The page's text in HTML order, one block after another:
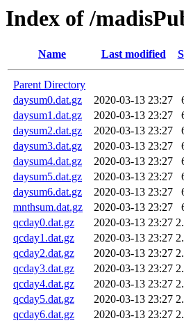
Index of /
Name Last modified
Parent Directory
daysum0.dat.gz
2020-03-13 23:27
daysum1.dat.gz
2020-03-13 23:27
daysum2.dat.gz
2020-03-13 23:27
daysum3.dat.gz
2020-03-13 23:27
daysum4.dat.gz
2020-03-13 23:27
daysum5.dat.gz
2020-03-13 23:27
daysum6.dat.gz
2020-03-13 23:27
mnthsum.dat.gz
2020-03-13 23:27
qcday0.dat.gz
2020-03-13 23:27
qcday1.dat.gz
2020-03-13 23:27
qcday2.dat.gz
2020-03-13 23:27
qcday3.dat.gz
2020-03-13 23:27
qcday4.dat.gz
2020-03-13 23:27
qcday5.dat.gz
2020-03-13 23:27
qcday6.dat.gz
2020-03-13 23:27